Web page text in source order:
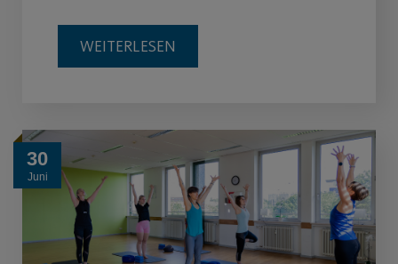
WEITERLESEN
30
Juni